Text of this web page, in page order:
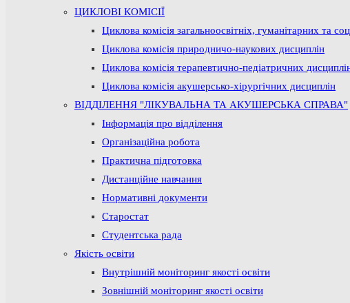
ЦИКЛОВІ КОМІСІЇ
Циклова комісія загальноосвітніх, гуманітарних та
Циклова комісія природничо-наукових дисциплін
Циклова комісія терапевтично-педіатричних
Циклова комісія акушерсько-хірургічних дисциплін
ВІДДІЛЕННЯ "ЛІКУВАЛЬНА ТА АКУШЕРСЬКА СПРАВА"
Інформація про відділення
Організаційна робота
Практична підготовка
Дистанційне навчання
Нормативні документи
Старостат
Студентська рада
Якість освіти
Внутрішній моніторинг якості освіти
Зовнішній моніторинг якості освіти